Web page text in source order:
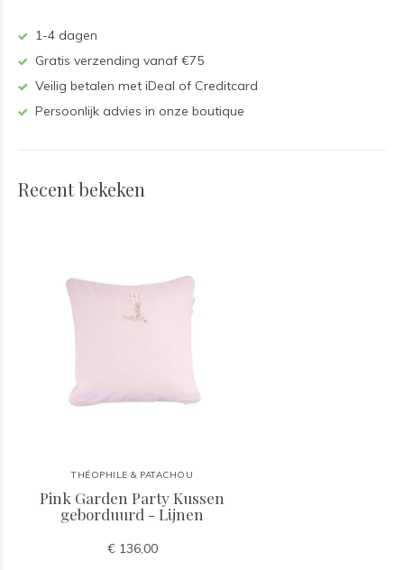
1-4 dagen
Gratis verzending vanaf €75
Veilig betalen met iDeal of Creditcard
Persoonlijk advies in onze boutique
Recent bekeken
THÉOPHILE & PATACHOU
Pink Garden Party Kussen
geborduurd - Lijnen
€ 136,00